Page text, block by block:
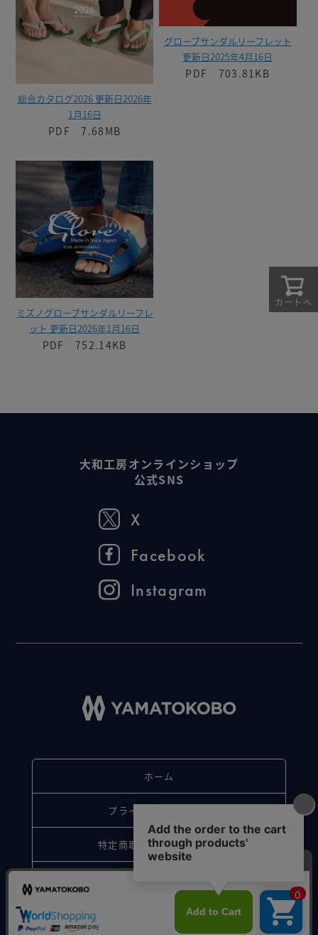
カートへ
総合カタログ2026 更新日2026年
1月16日
PDF 7.68MB
グローブサンダルリーフレット
更新日2025年4月16日
PDF 703.81KB
ミズノグローブサンダルリーフレ
ット 更新日2026年1月16日
PDF 752.14KB
大和工房オンラインショップ
公式SNS
X
Facebook
Instagram
ホーム
プライバシーポリシー
特定商取引法に基づく表記